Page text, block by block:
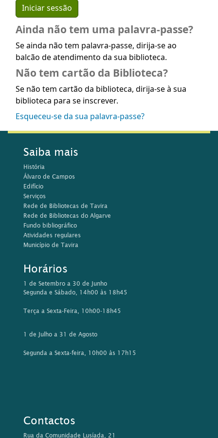
Ainda não tem uma palavra-passe?
Se ainda não tem palavra-passe, dirija-se ao
balcão de atendimento da sua biblioteca.
Não tem cartão da Biblioteca?
Se não tem cartão da biblioteca, dirija-se à sua
biblioteca para se inscrever.
Esqueceu-se da sua palavra-passe?
Saiba mais
História
Álvaro de Campos
Edifício
Serviços
Rede de Bibliotecas de Tavira
Rede de Bibliotecas do Algarve
Fundo bibliográfico
Atividades regulares
Município de Tavira
Horários
1 de Setembro a 30 de Junho
Segunda e Sábado, 14h00 às 18h45
Terça a Sexta-Feira, 10h00-18h45
1 de Julho a 31 de Agosto
Segunda a Sexta-feira, 10h00 às 17h15
Contactos
Rua da Comunidade Lusíada, 21